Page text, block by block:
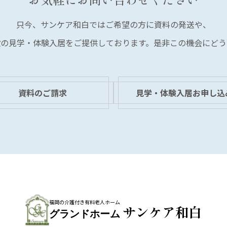
只今、サンケア和白ではご希望の方に資料の発送や、
見学・体験入居を ご提供しております。 是非この機会にど
資料のご請求 見学・体験入居お申し
福岡の介護付き有料老人ホーム
グランドホーム サンケア和白